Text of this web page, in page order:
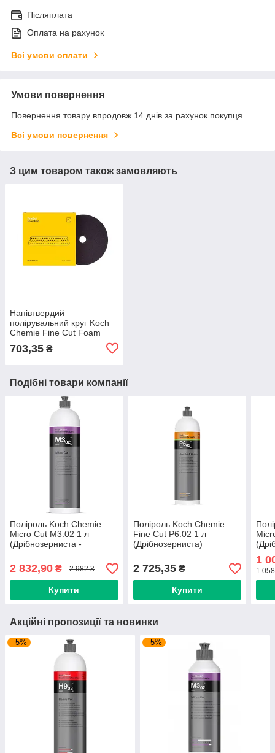
Післяплата
Оплата на рахунок
Всі умови оплати
Умови повернення
Повернення товару впродовж 14 днів за рахунок покупця
Всі умови повернення
З цим товаром також замовляють
Напівтвердий
полірувальний круг Koch
Chemie Fine Cut Foam
703,35 ₴
Подібні товари компанії
Поліроль Koch Chemie
Micro Cut M3.02 1 л
(Дрібнозерниста -
2 832,90 ₴ 2 982 ₴
Купити
Поліроль Koch Chemie
Fine Cut P6.02 1 л
(Дрібнозерниста)
2 725,35₴
Купити
1
1
Акційні пропозиції та новинки
–5% –5%